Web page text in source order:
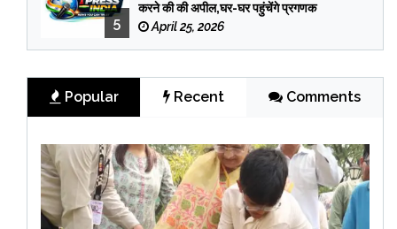
5
करने की की अपील,घर-घर पहुंचेंगे प्रगणक
April 25, 2026
Popular Recent Comments